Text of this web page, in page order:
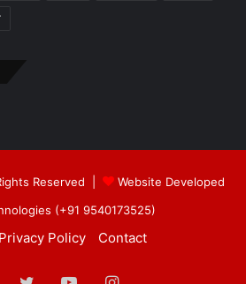
Reserved |
Website Developed
(+91 9540173525)
Privacy Policy Contact